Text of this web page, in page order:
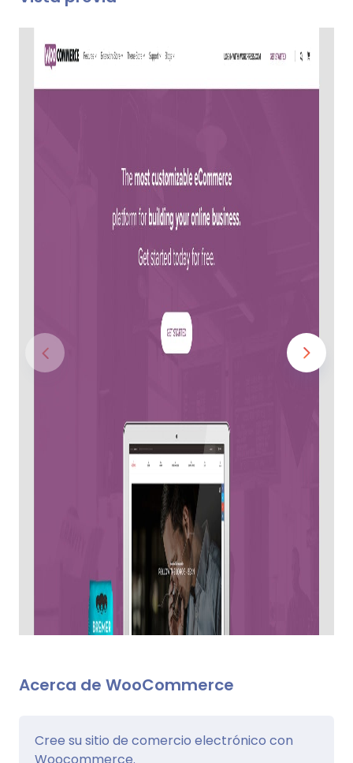
Acerca de WooCommerce
Cree su sitio de comercio electrónico con